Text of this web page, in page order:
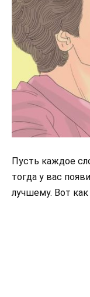
Пусть каждое
тогда у вас
лучшему. Вот